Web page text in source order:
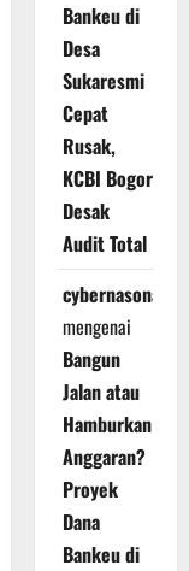
Bankeu di
Desa
Sukaresmi
Cepat
Rusak,
KCBI Bogor
Desak
Audit Total
cybernasonal
mengenai
Bangun
Jalan atau
Hamburkan
Anggaran?
Proyek
Dana
Bankeu di